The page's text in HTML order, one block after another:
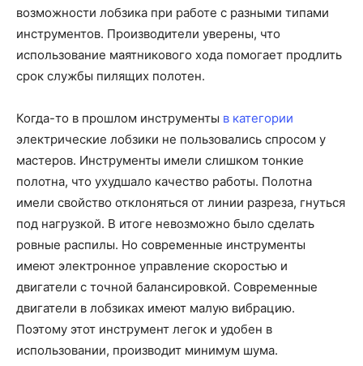
возможности лобзика при работе с разными типами
инструментов. Производители уверены, что
использование маятникового хода помогает продлить
срок службы пилящих полотен.
Когда-то в прошлом инструменты в категории
электрические лобзики не пользовались спросом у
мастеров. Инструменты имели слишком тонкие
полотна, что ухудшало качество работы. Полотна
имели свойство отклоняться от линии разреза, гнуться
под нагрузкой. В итоге невозможно было сделать
ровные распилы. Но современные инструменты
имеют электронное управление скоростью и
двигатели с точной балансировкой. Современные
двигатели в лобзиках имеют малую вибрацию.
Поэтому этот инструмент легок и удобен в
использовании, производит минимум шума.